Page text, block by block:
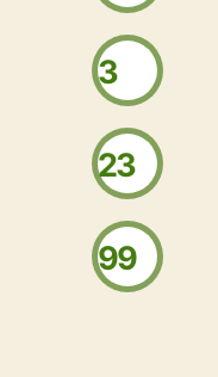
3
23
99